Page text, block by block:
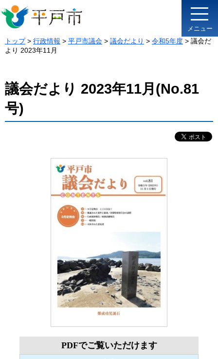
メニュー
トップ> 行政情報 > 平戸市議会 > 議会だより > 令和5年度 > 議会だ
より 2023年11月
議会だより 2023年11月(No.81
号)
PDFでご覧いただけます